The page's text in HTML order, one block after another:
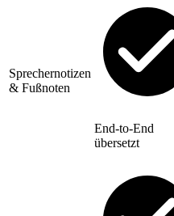
Sprechernotizen
& Fußnoten
End-to-End
übersetzt